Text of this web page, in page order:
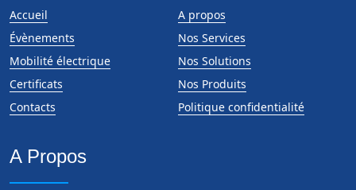
Accueil
A propos
Évènements
Nos Services
Mobilité électrique
Nos Solutions
Certificats
Nos Produits
Contacts
Politique confidentialité
A Propos